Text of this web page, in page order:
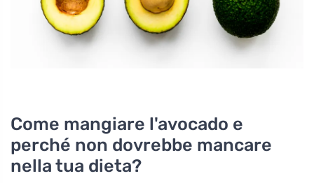
Come mangiare l'avocado e
perché non dovrebbe mancare
nella tua dieta?